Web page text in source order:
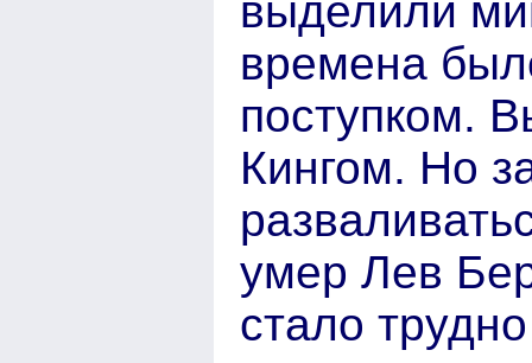
выделили
времена
поступком.
Кингом. Но
умер Лев
стало